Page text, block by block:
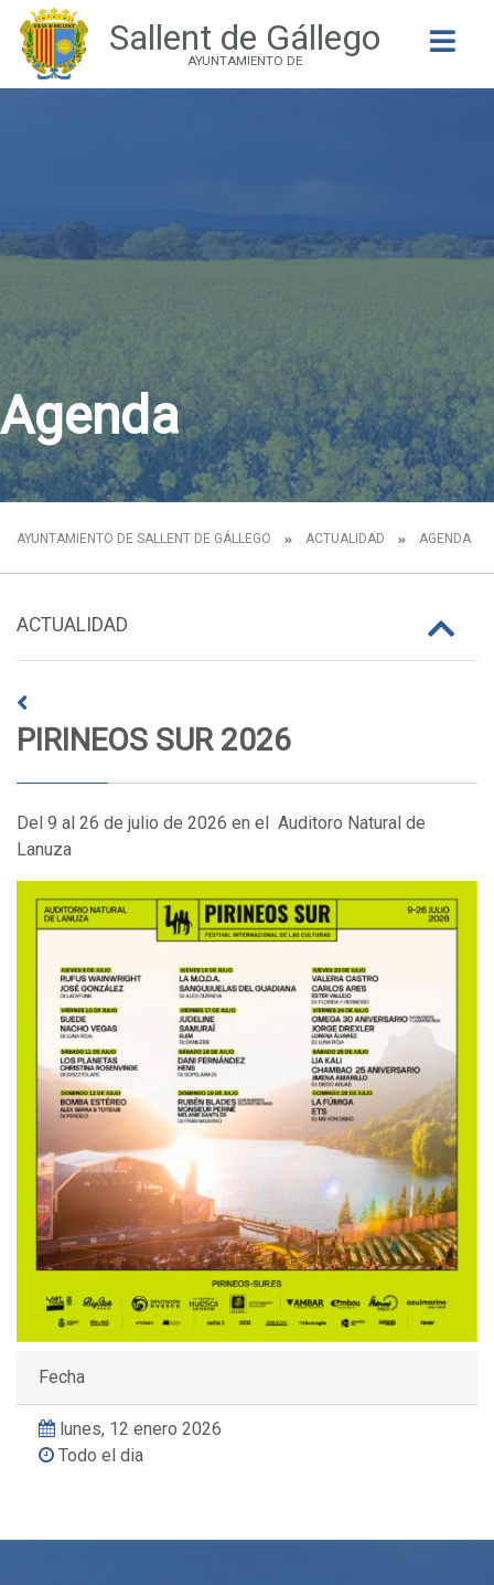
Sallent de Gállego
AYUNTAMIENTO DE
Buscar
Agenda
AYUNTAMIENTO DE SALLENT DE GÁLLEGO ACTUALIDAD AGENDA
ACTUALIDAD
PIRINEOS SUR 2026
Del 9 al 26 de julio de 2026 en el Auditoro Natural de
Lanuza
Fecha
lunes, 12 enero 2026
Todo el dia